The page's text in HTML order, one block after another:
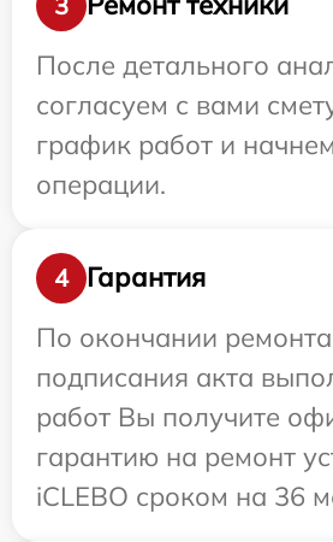
После детального
согласуем с вами
график работ и
операции.
4
Гарантия
По окончании
подписания акта
работ Вы получите
гарантию на ремонт
iCLEBO сроком на 36